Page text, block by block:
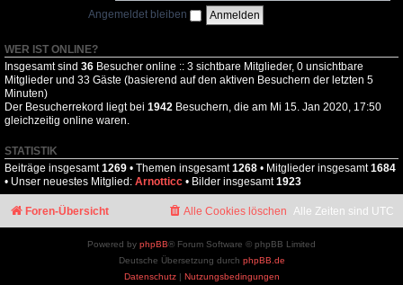
Angemeldet bleiben
WER IST ONLINE?
Insgesamt sind 36 Besucher online :: 3 sichtbare Mitglieder, 0 unsichtbare
Mitglieder und 33 Gäste (basierend auf den aktiven Besuchern der letzten 5
Minuten)
Der Besucherrekord liegt bei 1942 Besuchern, die am Mi 15. Jan 2020, 17:50
gleichzeitig online waren.
STATISTIK
Beiträge insgesamt1269 • Themen insgesamt1268 • Mitglieder insgesamt1684
• Unser neuestes Mitglied: Arnotticc • Bilder insgesamt1923
Foren-Übersicht Alle Zeiten sind UTC
Alle Cookies löschen
Powered by phpBB® Forum Software © phpBB Limited
Deutsche Übersetzung durch phpBB.de
Datenschutz| Nutzungsbedingungen